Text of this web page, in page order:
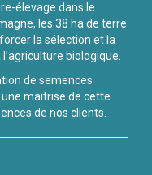
élevage dans le
les 38 ha de terre
la sélection et la
biologique.
de semences
maitrise de cette
de nos clients.